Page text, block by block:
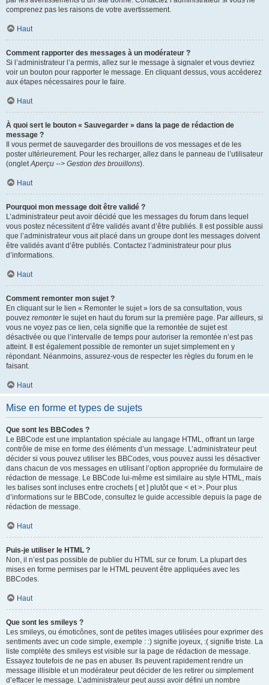
comprenez pas les raisons de votre avertissement.
Haut
Comment rapporter des messages à un modérateur ?
Si l’administrateur l’a permis, allez sur le message à signaler et vous devriez
voir un bouton pour rapporter le message. En cliquant dessus, vous accéderez
aux étapes nécessaires pour le faire.
Haut
À quoi sert le bouton « Sauvegarder » dans la page de rédaction de
message ?
Il vous permet de sauvegarder des brouillons de vos messages et de les
poster ultérieurement. Pour les recharger, allez dans le panneau de l’utilisateur
(ongletAperçu --> Gestion des brouillons).
Haut
Pourquoi mon message doit être validé ?
L’administrateur peut avoir décidé que les messages du forum dans lequel
vous postez nécessitent d’être validés avant d’être publiés. Il est possible aussi
que l’administrateur vous ait placé dans un groupe dont les messages doivent
être validés avant d’être publiés. Contactez l’administrateur pour plus
d’informations.
Haut
Comment remonter mon sujet ?
En cliquant sur le lien « Remonter le sujet » lors de sa consultation, vous
pouvez remonterle sujet en haut du forum sur la première page. Par ailleurs, si
vous ne voyez pas ce lien, cela signifie que la remontée de sujet est
désactivée ou que l’intervalle de temps pour autoriser la remontée n’est pas
atteint. Il est également possible de remonter un sujet simplement en y
répondant. Néanmoins, assurez-vous de respecter les règles du forum en le
faisant.
Haut
Mise en forme et types de sujets
Que sont les BBCodes ?
Le BBCode est une implantation spéciale au langage HTML, offrant un large
contrôle de mise en forme des éléments d’un message. L’administrateur peut
décider si vous pouvez utiliser les BBCodes, vous pouvez aussi les désactiver
dans chacun de vos messages en utilisant l’option appropriée du formulaire de
rédaction de message. Le BBCode lui-même est similaire au style HTML, mais
les balises sont incluses entre crochets [ et ] plutôt que < et >. Pour plus
d’informations sur le BBCode, consultez le guide accessible depuis la page de
rédaction de message.
Haut
Puis-je utiliser le HTML ?
Non, il n’est pas possible de publier du HTML sur ce forum. La plupart des
mises en forme permises par le HTML peuvent être appliquées avec les
BBCodes.
Haut
Que sont les smileys ?
Les smileys, ou émoticônes, sont de petites images utilisées pour exprimer des
sentiments avec un code simple, exemple : :) signifie joyeux, :( signifie triste. La
liste complète des smileys est visible sur la page de rédaction de message.
Essayez toutefois de ne pas en abuser. Ils peuvent rapidement rendre un
message illisible et un modérateur peut décider de les retirer ou simplement
d’effacer le message. L’administrateur peut aussi avoir défini un nombre